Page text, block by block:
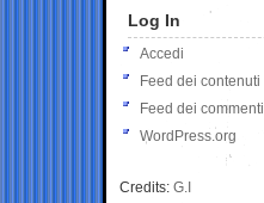
Log In
Accedi
Feed dei contenuti
Feed dei commenti
WordPress.org
Credits: G.I